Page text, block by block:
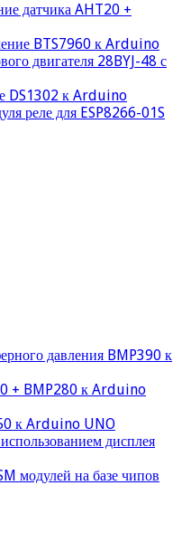
датчика AHT20 +
BTS7960 к Arduino
двигателя 28BYJ-48 с
DS1302 к Arduino
реле для ESP8266-01S
давления BMP390 к
+ BMP280 к Arduino
к Arduino UNO
дисплея
модулей на базе чипов